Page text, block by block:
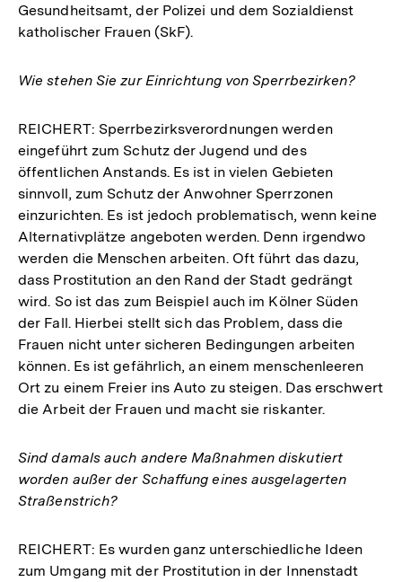
Gesundheitsamt, der Polizei und dem Sozialdienst
katholischer Frauen (SkF).
Wie stehen Sie zur Einrichtung von Sperrbezirken?
REICHERT: Sperrbezirksverordnungen werden
eingeführt zum Schutz der Jugend und des
öffentlichen Anstands. Es ist in vielen Gebieten
sinnvoll, zum Schutz der Anwohner Sperrzonen
einzurichten. Es ist jedoch problematisch, wenn keine
Alternativplätze angeboten werden. Denn irgendwo
werden die Menschen arbeiten. Oft führt das dazu,
dass Prostitution an den Rand der Stadt gedrängt
wird. So ist das zum Beispiel auch im Kölner Süden
der Fall. Hierbei stellt sich das Problem, dass die
Frauen nicht unter sicheren Bedingungen arbeiten
können. Es ist gefährlich, an einem menschenleeren
Ort zu einem Freier ins Auto zu steigen. Das erschwert
die Arbeit der Frauen und macht sie riskanter.
Sind damals auch andere Maßnahmen diskutiert
worden außer der Schaffung eines ausgelagerten
Straßenstrich?
REICHERT: Es wurden ganz unterschiedliche Ideen
zum Umgang mit der Prostitution in der Innenstadt